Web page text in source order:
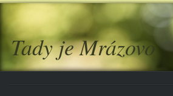
Tady je Mrázovo